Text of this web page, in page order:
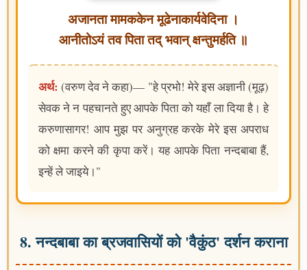
अजानता मामककेन मूढेनाकार्यवेदिना ।
आनीतोऽयं तव पिता तद् भवान् क्षन्तुमर्हति ॥
अर्थ: (वरुण देव ने कहा)— "हे प्रभो! मेरे इस अज्ञानी (मूढ़)
सेवक ने न पहचानते हुए आपके पिता को यहाँ ला दिया है। हे
करुणासागर! आप मुझ पर अनुग्रह करके मेरे इस अपराध
को क्षमा करने की कृपा करें। यह आपके पिता नन्दबाबा हैं,
इन्हें ले जाइये।"
8. नन्दबाबा का ब्रजवासियों को 'वैकुंठ' दर्शन कराना